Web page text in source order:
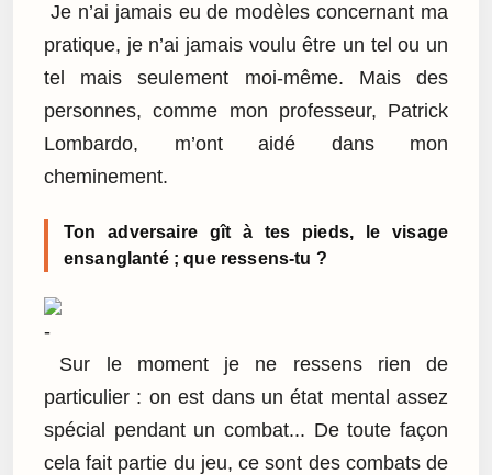
Je n’ai jamais eu de modèles concernant ma
pratique, je n’ai jamais voulu être un tel ou un
tel mais seulement moi-même. Mais des
personnes, comme mon professeur, Patrick
Lombardo, m’ont aidé dans mon
cheminement.
Ton adversaire gît à tes pieds, le visage
ensanglanté ; que ressens-tu ?
Sur le moment je ne ressens rien de
particulier : on est dans un état mental assez
spécial pendant un combat... De toute façon
cela fait partie du jeu, ce sont des combats de